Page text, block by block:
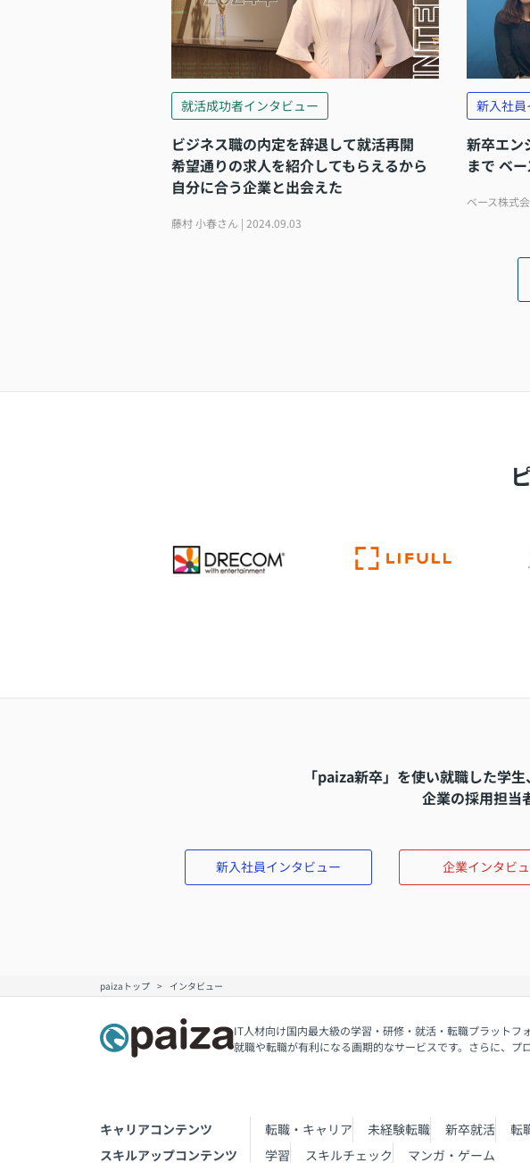
就活成功者インタビュー
ビジネス職の内定を辞退して就活再開
希望通りの求人を紹介してもらえるから
自分に合う企業と出会えた
藤村 小春さん | 2024.09.03
新入社
新卒エン
まで ベ
ベース株式
「paiza新卒」を使い就職した学
企業の採用担当
新入社員インタビュー 企業インタビ
paizaトップ インタビュー
IT人材向け国内最大級の学習・研修・就活・転職プラット
就職や転職が有利になる画期的なサービスです。さらに、プ
キャリアコンテンツ 転職・キャリア 未経験転職 新卒就活 転
スキルアップコンテンツ
学習 スキルチェック マンガ・ゲーム